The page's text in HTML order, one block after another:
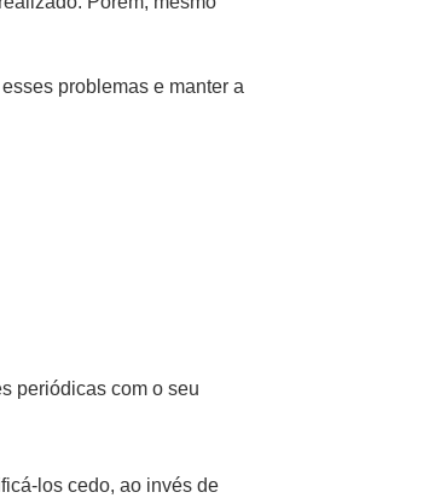
problemas e manter a
periódicas com o seu
los cedo, ao invés de